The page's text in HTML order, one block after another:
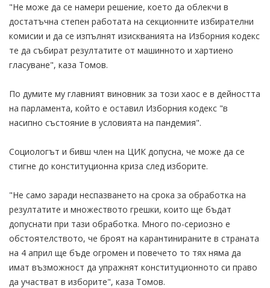
"Не може да се намери решение, което да облекчи в
достатъчна степен работата на секционните избирателни
комисии и да се изпълнят изискванията на Изборния кодекс
те да събират резултатите от машинното и хартиено
гласуване", каза Томов.
По думите му главният виновник за този хаос е в дейността
на парламента, който е оставил Изборния кодекс "в
насипно състояние в условията на пандемия".
Социологът и бивш член на ЦИК допусна, че може да се
стигне до конституционна криза след изборите.
"Не само заради неспазването на срока за обработка на
резултатите и множеството грешки, които ще бъдат
допуснати при тази обработка. Много по-сериозно е
обстоятелството, че броят на карантинираните в страната
на 4 април ще бъде огромен и повечето то тях няма да
имат възможност да упражнят конституционното си право
да участват в изборите", каза Томов.